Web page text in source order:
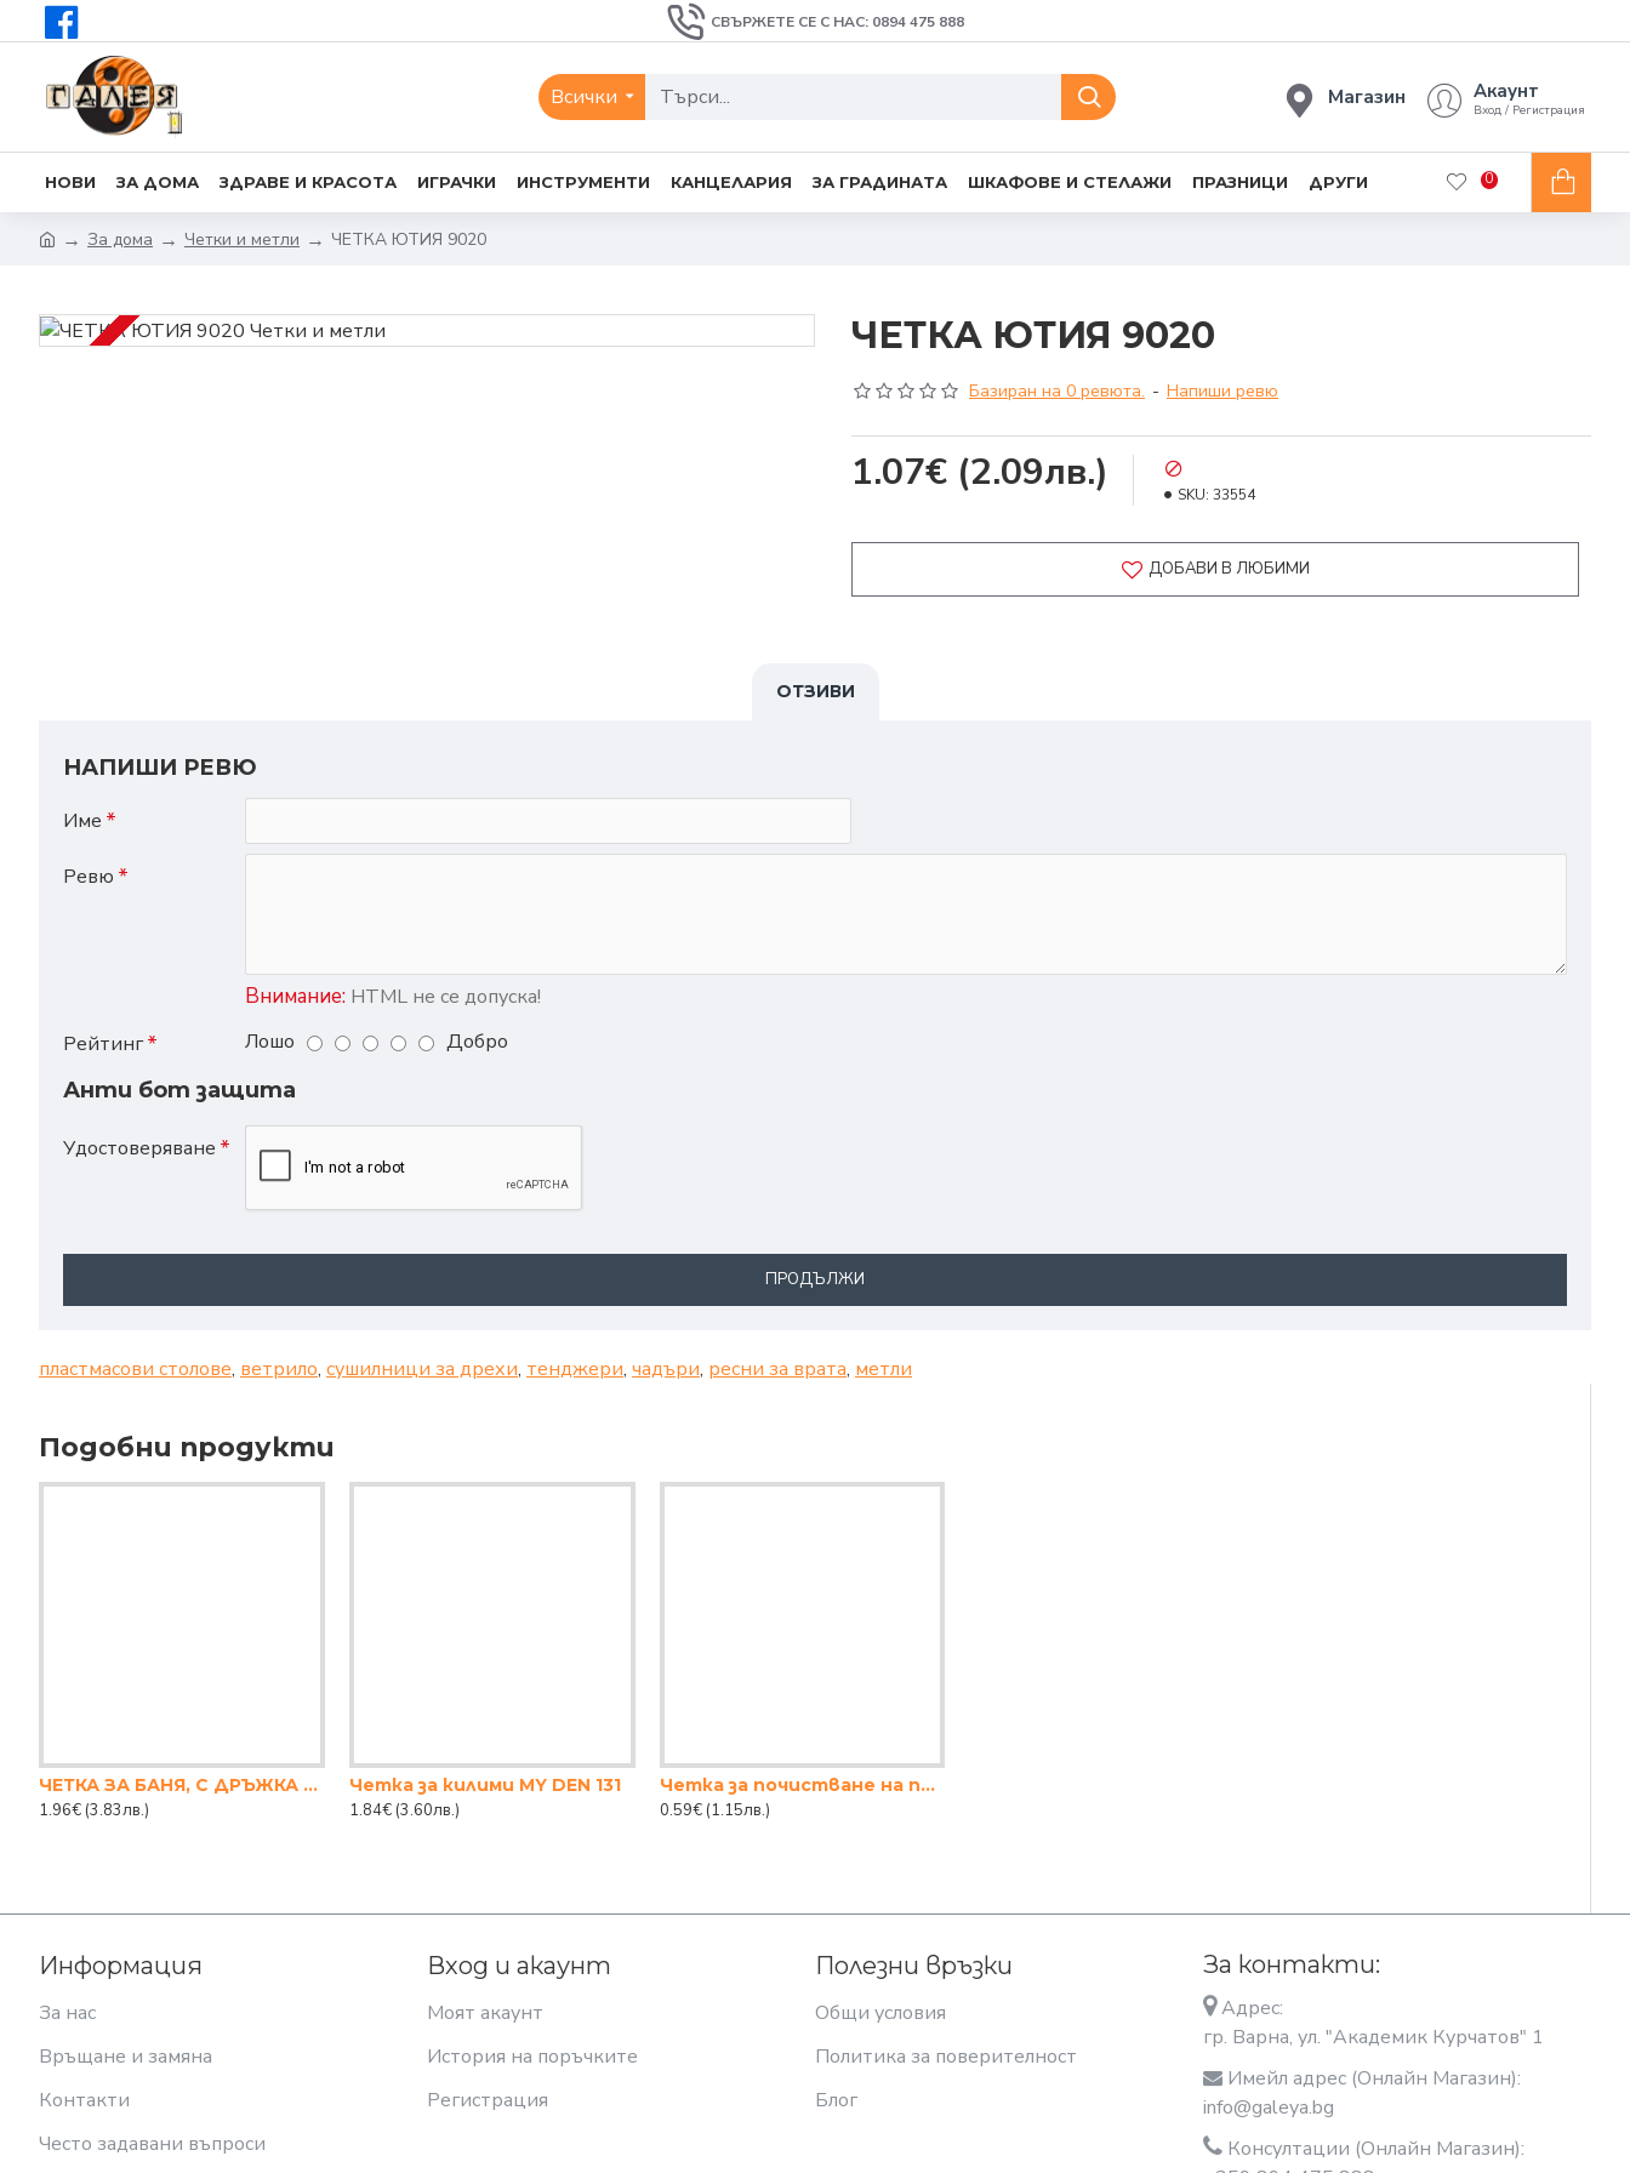
СВЪРЖЕТЕ СЕ С НАС: 0894 475 888
Всички Магазин Акаунт
Вход / Регистрация
НОВИ ЗА ДОМА ЗДРАВЕ И КРАСОТА ИГРАЧКИ ИНСТРУМЕНТИ КАНЦЕЛАРИЯ ЗА ГРАДИНАТА ШКАФОВЕ И СТЕЛАЖИ ПРАЗНИЦИ ДРУГИ 0
За дома Четки и метли ЧЕТКА ЮТИЯ 9020
ЧЕТКА ЮТИЯ 9020
Базиран на 0 ревюта. - Напиши ревю
1.07€ (2.09лв.) SKU: 33554
ДОБАВИ В ЛЮБИМИ
ОТЗИВИ
НАПИШИ РЕВЮ
Име
Ревю
Внимание: HTML не се допуска!
Рейтинг
Лошо
Добро
Анти бот защита
Удостоверяване
ПРОДЪЛЖИ
пластмасови столове, ветрило, сушилници за дрехи, тенджери, чадъри, ресни за врата, метли
Подобни продукти
ЧЕТКА ЗА БАНЯ, С ДРЪЖКА SOFTON
1.96€ (3.83лв.)
Четка за килими MY DEN 131
1.84€ (3.60лв.)
Четка за почистване на прах МАЛКА
0.59€ (1.15лв.)
Информация
За нас
Връщане и замяна
Контакти
Често задавани въпроси
Вход и акаунт
Моят акаунт
История на поръчките
Регистрация
Полезни връзки
Общи условия
Политика за поверителност
Блог
За контакти:
Адрес:
гр. Варна, ул. "Академик Курчатов" 1
Имейл адрес (Онлайн Магазин):
info@galeya.bg
Консултации (Онлайн Магазин):